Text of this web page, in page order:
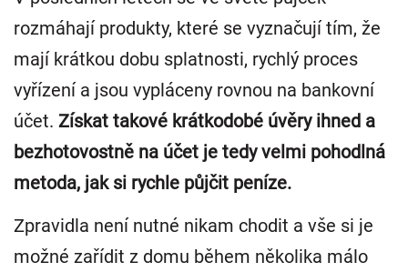
rozmáhají produkty, které se vyznačují tím, že
mají krátkou dobu splatnosti, rychlý proces
vyřízení a jsou vypláceny rovnou na bankovní
účet. Získat takové krátkodobé úvěry ihned a
bezhotovostně na účet je tedy velmi pohodlná
metoda, jak si rychle půjčit peníze.
Zpravidla není nutné nikam chodit a vše si je
možné zařídit z domu během několika málo